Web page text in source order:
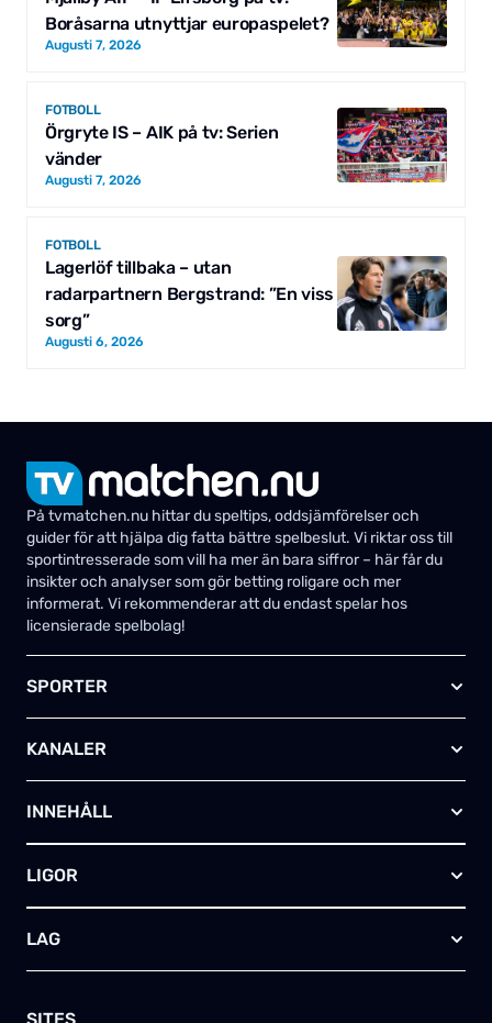
Boråsarna utnyttjar europaspelet?
Augusti 7, 2026
FOTBOLL
Örgryte IS – AIK på tv: Serien
vänder
Augusti 7, 2026
FOTBOLL
Lagerlöf tillbaka – utan
radarpartnern Bergstrand: ”En viss
sorg”
Augusti 6, 2026
På tvmatchen.nu hittar du speltips, oddsjämförelser och
guider för att hjälpa dig fatta bättre spelbeslut. Vi riktar oss till
sportintresserade som vill ha mer än bara siffror – här får du
insikter och analyser som gör betting roligare och mer
informerat. Vi rekommenderar att du endast spelar hos
licensierade spelbolag!
SPORTER
Ishockey
Amerikansk fotboll
Basket
Bandy
Friidrott
KANALER
TV4 Play Sport Total
Kanal 5
HBO Max (SE)
INNEHÅLL
Kontakta oss
Annonsera
Skapa egen TV-tablå
LIGOR
Championship
FA-cupen
LAG
Manchester City